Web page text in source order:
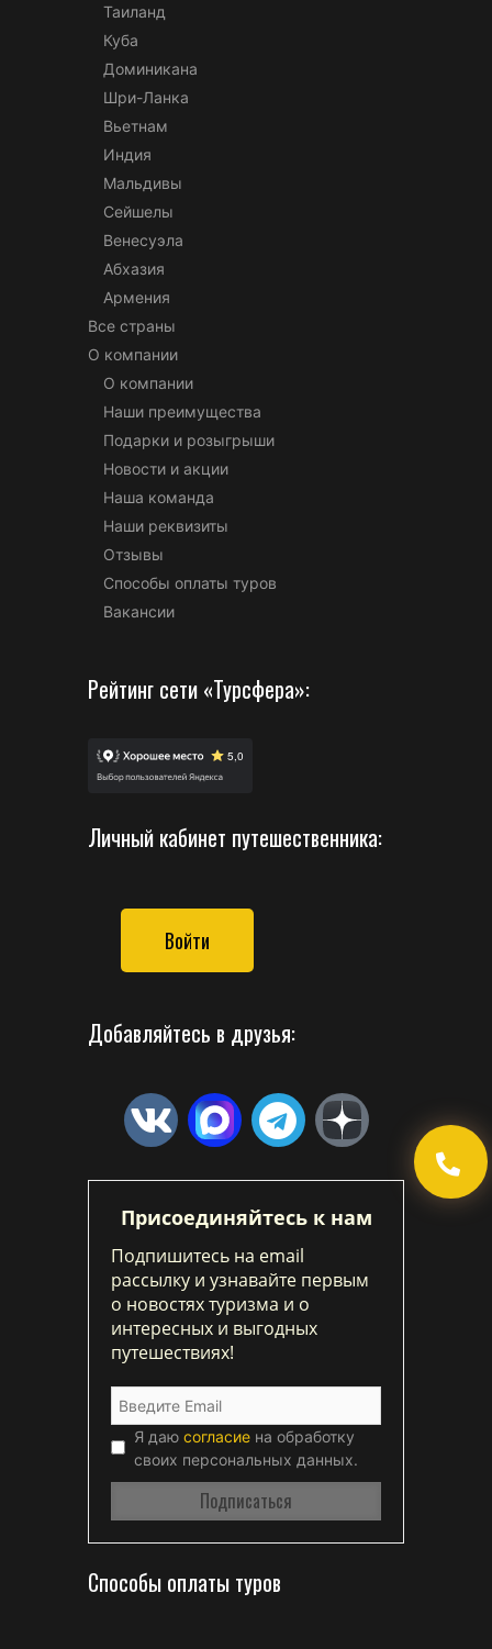
Таиланд
Куба
Доминикана
Шри-Ланка
Вьетнам
Индия
Мальдивы
Сейшелы
Венесуэла
Абхазия
Армения
Все страны
О компании
О компании
Наши преимущества
Подарки и розыгрыши
Новости и акции
Наша команда
Наши реквизиты
Отзывы
Способы оплаты туров
Вакансии
Рейтинг сети «Турсфера»:
Личный кабинет путешественника:
Войти
Добавляйтесь в друзья:
Присоединяйтесь к нам
Подпишитесь на email
рассылку и узнавайте первым
о новостях туризма и о
интересных и выгодных
путешествиях!
Я даю согласие на обработку
своих персональных данных.
Способы оплаты туров